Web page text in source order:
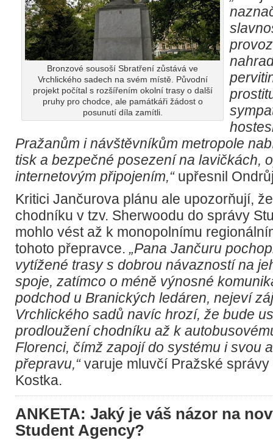
Bronzové sousoší Sbratření zůstává ve
Vrchlického sadech na svém místě. Původní
projekt počítal s rozšířením okolní trasy o další
pruhy pro chodce, ale památkáři žádost o
posunutí díla zamítli.
Pražanům i návštěvníkům metropole
tisk a bezpečné posezení na lavičkách,
internetovým připojením,“upřesnil
Kritici Jančurova plánu ale upozorňují,
chodníku v tzv. Sherwoodu do správy
mohlo vést až k monopolnímu
tohoto přepravce. „Pana Jančuru
vytížené trasy s dobrou návazností na
spoje, zatímco o méně výnosné
podchod u Branických ledáren, nejeví
Vrchlického sadů navíc hrozí, že bude
prodloužení chodníku až k
Florenci, čímž zapojí do systému i svou
přepravu,“varuje mluvčí Pražské správy
Kostka.
ANKETA: Jaký je váš názor na
Student Agency?